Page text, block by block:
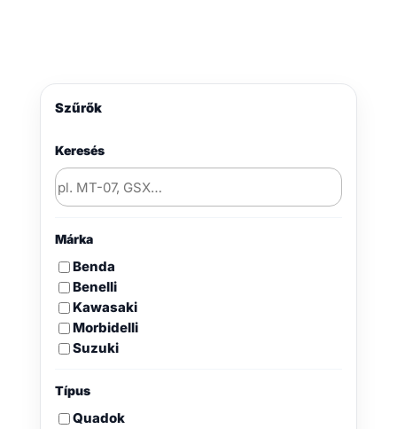
Szűrők
Keresés
Márka
Benda
Benelli
Kawasaki
Morbidelli
Suzuki
Típus
Quadok